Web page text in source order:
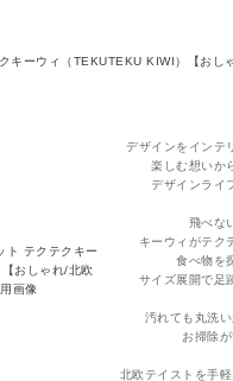
デザインをインテ
楽しむ想いか
デザインライ
飛べな
キーウィがテク
食べ物を
サイズ展開で足
汚れても丸洗
お掃除が
北欧テイストを手